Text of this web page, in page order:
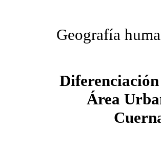
Geografía
Área